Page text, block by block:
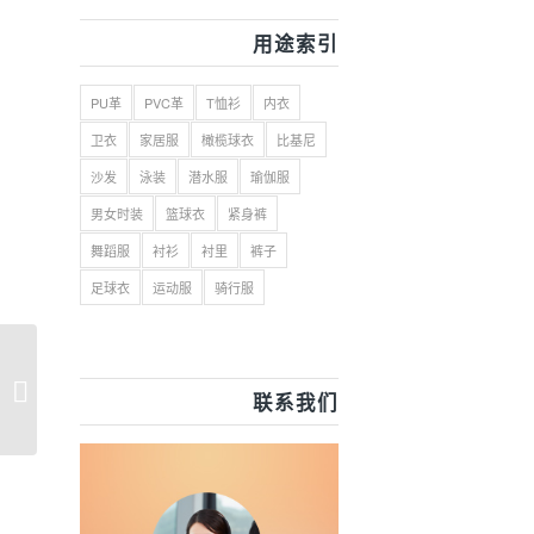
用途索引
PU革 PVC革 T恤衫
内衣
卫衣
家居服 橄榄球衣
比基尼
沙发
泳装 潜水服
瑜伽服
男女时装
篮球衣
紧身裤
舞蹈服
衬衫 衬里
裤子
足球衣
运动服 骑行服
联系我们
万里虹纺织通过Inditex